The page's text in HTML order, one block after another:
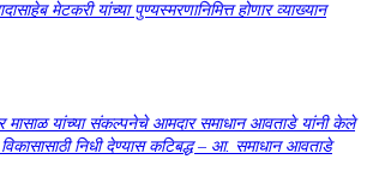
मेटकरी यांच्या पुण्यस्मरणानिमित्त होणार व्याख्यान
मासाळ यांच्या संकल्पनेचे आमदार समाधान आवताडे यांनी केले
निधी देण्यास कटिबद्ध – आ. समाधान आवताडे